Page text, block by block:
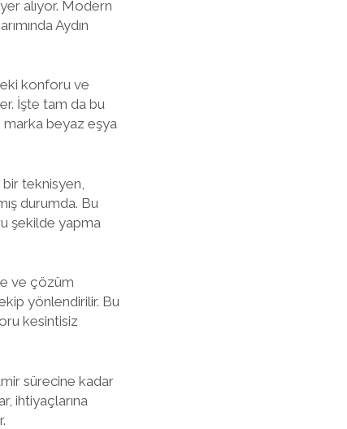
alıyor. Modern
Aydın
konforu ve
İşte tam da bu
beyaz eşya
teknisyen,
durumda. Bu
şekilde yapma
ve çözüm
yönlendirilir. Bu
kesintisiz
sürecine kadar
ihtiyaçlarına